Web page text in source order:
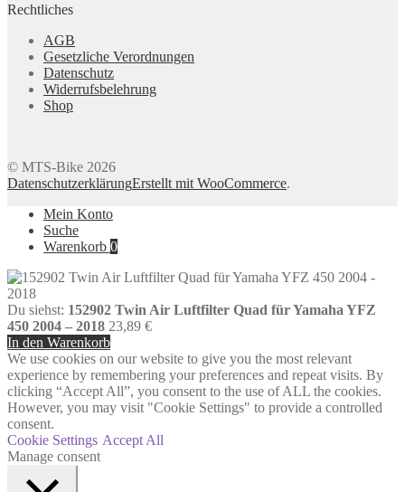
Rechtliches
AGB
Gesetzliche Verordnungen
Datenschutz
Widerrufsbelehrung
Shop
© MTS-Bike 2026
DatenschutzerklärungErstellt mit WooCommerce.
Mein Konto
Suche
Warenkorb 0
Du siehst: 152902 Twin Air Luftfilter Quad für Yamaha YFZ
450 2004 – 2018 23,89 €
In den Warenkorb
We use cookies on our website to give you the most relevant
experience by remembering your preferences and repeat visits. By
clicking “Accept All”, you consent to the use of ALL the cookies.
However, you may visit "Cookie Settings" to provide a controlled
consent.
Cookie Settings Accept All
Manage consent